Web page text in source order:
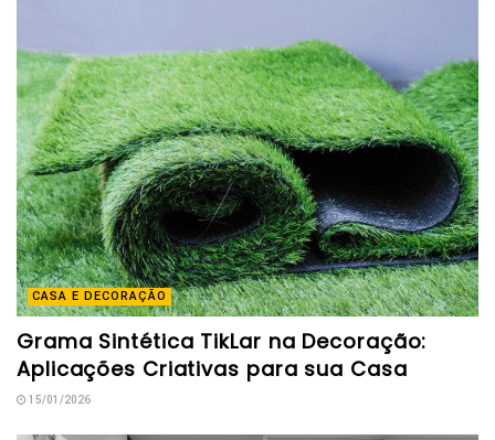
CASA E DECORAÇÃO
Grama Sintética TikLar na Decoração:
Aplicações Criativas para sua Casa
15/01/2026